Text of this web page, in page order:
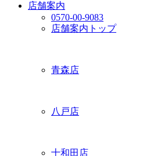
店舗案内
0570-00-9083
店舗案内トップ
青森店
八戸店
十和田店